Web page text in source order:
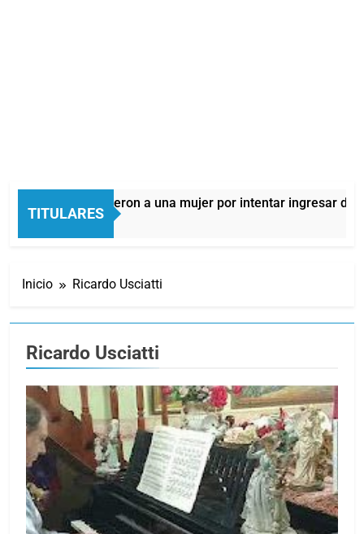
TITULARES
detuvieron a una mujer por intentar ingresar droga a
Horas Atrás
Inicio Ricardo Usciatti
Ricardo Usciatti